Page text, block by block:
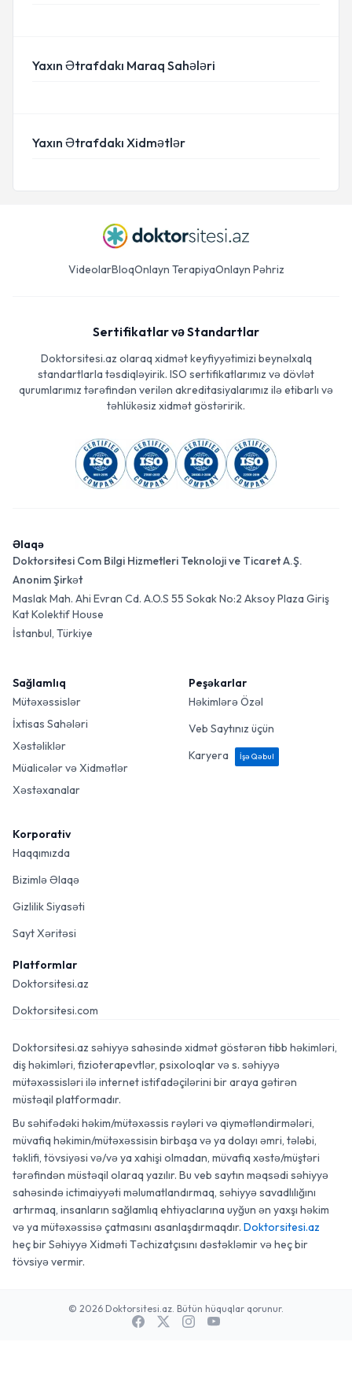
Yaxın Ətrafdakı Maraq Sahələri
Yaxın Ətrafdakı Xidmətlər
VideolarBloqOnlayn TerapiyaOnlayn Pəhriz
Sertifikatlar və Standartlar
Doktorsitesi.az olaraq xidmət keyfiyyətimizi beynəlxalq
standartlarla təsdiqləyirik. ISO sertifikatlarımız və dövlət
qurumlarımız tərəfindən verilən akreditasiyalarımız ilə etibarlı və
təhlükəsiz xidmət göstəririk.
Əlaqə
Doktorsitesi Com Bilgi Hizmetleri Teknoloji ve Ticaret A.Ş.
Anonim Şirkət
Maslak Mah. Ahi Evran Cd. A.O.S 55 Sokak No:2 Aksoy Plaza Giriş
Kat Kolektif House
İstanbul, Türkiye
Sağlamlıq
Mütəxəssislər
İxtisas Sahələri
Xəstəliklər
Müalicələr və Xidmətlər
Xəstəxanalar
Peşəkarlar
Həkimlərə Özəl
Veb Saytınız üçün
Karyera
İşə Qəbul
Korporativ
Haqqımızda
Bizimlə Əlaqə
Gizlilik Siyasəti
Sayt Xəritəsi
Platformlar
Doktorsitesi.az
Doktorsitesi.com
Doktorsitesi.az səhiyyə sahəsində xidmət göstərən tibb həkimləri,
diş həkimləri, fizioterapevtlər, psixoloqlar və s. səhiyyə
mütəxəssisləri ilə internet istifadəçilərini bir araya gətirən
müstəqil platformadır.
Bu səhifədəki həkim/mütəxəssis rəyləri və qiymətləndirmələri,
müvafiq həkimin/mütəxəssisin birbaşa və ya dolayı əmri, tələbi,
təklifi, tövsiyəsi və/və ya xahişi olmadan, müvafiq xəstə/müştəri
tərəfindən müstəqil olaraq yazılır. Bu veb saytın məqsədi səhiyyə
sahəsində ictimaiyyəti məlumatlandırmaq, səhiyyə savadlılığını
artırmaq, insanların sağlamlıq ehtiyaclarına uyğun ən yaxşı həkim
və ya mütəxəssisə çatmasını asanlaşdırmaqdır. Doktorsitesi.az
heç bir Səhiyyə Xidməti Təchizatçısını dəstəkləmir və heç bir
tövsiyə vermir.
© 2026 Doktorsitesi.az. Bütün hüquqlar qorunur.